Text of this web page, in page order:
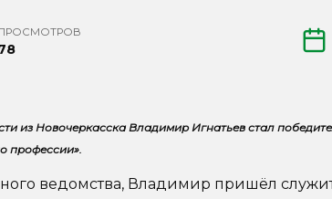
из Новочеркасска Владимир Игнатьев стал
профессии».
ведомства, Владимир пришёл